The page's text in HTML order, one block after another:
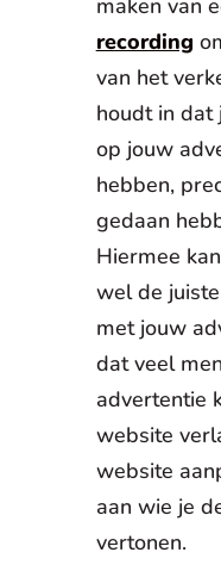
maken van
recording
van het
houdt in dat
op jouw
hebben,
gedaan
Hiermee
wel de
met jouw
dat veel
advertentie
website
website
aan wie je
vertonen.